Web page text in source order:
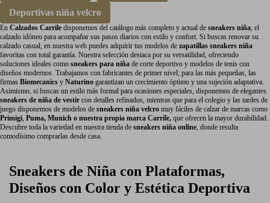
Deportivas niña velcro
En Calzados Carrile disponemos del catálogo más completo y actual de sneakers niña, el
calzado idóneo para acompañar sus pasos diarios con estilo y confort. Si buscas renovar su
calzado casual, en nuestra web puedes adquirir tus modelos de zapatillas sneakers niña
favoritas con total garantía. Nuestra selección destaca por su versatilidad, ofreciendo
soluciones ideales como sneakers para niña de corte deportivo y modelos de tenis con
diseños modernos. Trabajamos con fabricantes de primer nivel; para las más pequeñas, las
firmas Biomecanics y Naturino garantizan un crecimiento óptimo y una sujeción adaptativa.
Asimismo, si buscas un estilo más formal para ocasiones especiales, disponemos de elegantes
sneakers de niña de vestir con detalles refinados, mientras que para el colegio y las tardes de
juego disponemos de modelos de sneakers niña velcro muy fáciles de calzar de marcas como
Primigi, Puma, Munich o nuestra propia marca Carrile, que ofrecen la mayor durabilidad.
Descubre toda la variedad en nuestra tienda de sneakers niña online, donde resulta
comodísimo comprarlas desde casa.
Sneakers de Niña con Plataformas,
Diseños con Color y Estética Deportiva